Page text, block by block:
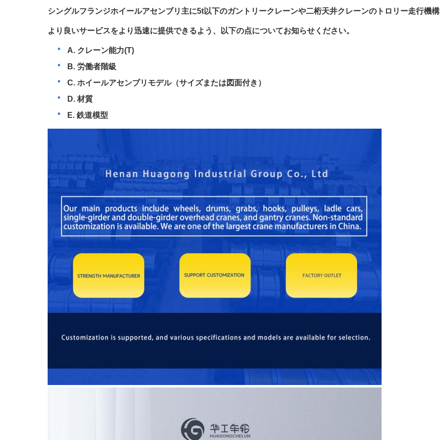
シングルフランジホイールアセンブリ主に5t以下のガントリークレーンや二桁天井クレーンのトロリー走行機構
より良いサービスをより迅速に提供できるよう、以下の点についてお知らせください。
A. ク​​レーン能力(T)
B. 労働者階級
C. ホイールアセンブリモデル（サイズまたは図面付き）
D. 材質
E. 鉄道模型